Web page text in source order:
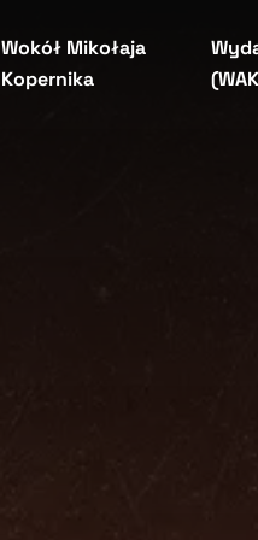
Wokół Mikołaja
Kopernika